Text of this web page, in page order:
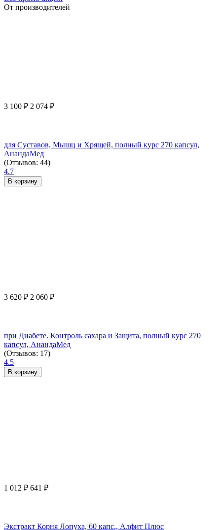
От производителей
3 100 ₽ 2 074 ₽
для Суставов, Мышц и Хрящей, полный курс 270 капсул,
АнандаМед
(Отзывов: 44)
4.7
В корзину
3 620 ₽ 2 060 ₽
при Диабете. Контроль сахара и Защита, полный курс 270
капсул, АнандаМед
(Отзывов: 17)
4.5
В корзину
1 012 ₽ 641 ₽
Экстракт Корня Лопуха, 60 капс., Алфит Плюс